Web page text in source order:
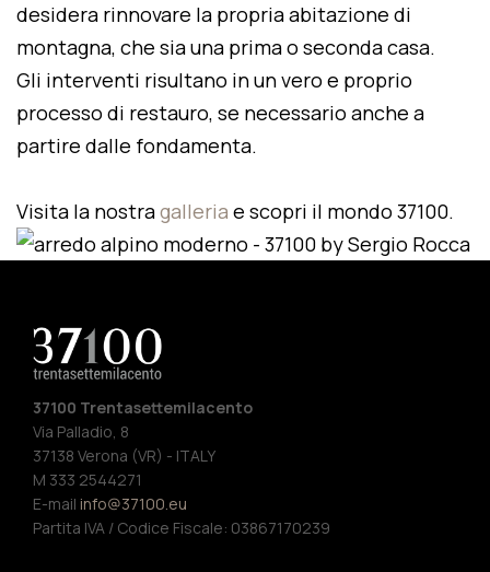
desidera rinnovare la propria abitazione di
montagna, che sia una prima o seconda casa.
Gli interventi risultano in un vero e proprio
processo di restauro, se necessario anche a
partire dalle fondamenta.
Visita la nostragalleria e scopri il mondo 37100.
37100 Trentasettemilacento
Via Palladio, 8
37138 Verona (VR) - ITALY
M 333 2544271
E-mail info@37100.eu
Partita IVA / Codice Fiscale: 03867170239